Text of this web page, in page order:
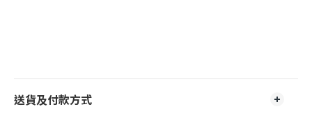
送貨及付款方式